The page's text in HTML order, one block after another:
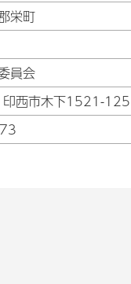
栄町
員会
西市木下1521-